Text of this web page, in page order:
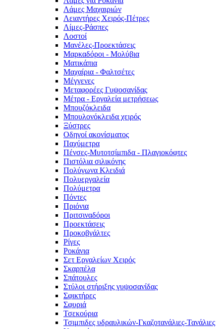
Λάμες Μαχαιριών
Λειαντήρες Χειρός-Πέτρες
Λίμες-Ράσπες
Λοστοί
Μανέλες-Προεκτάσεις
Μαρκαδόροι - Μολύβια
Ματικάπια
Μαχαίρια - Φαλτσέτες
Μέγγενες
Μεταφορέες Γυψοσανίδας
Μέτρα - Εργαλεία μετρήσεως
Μπουζόκλειδα
Μπουλονόκλειδα χειρός
Ξύστρες
Οδηγοί ακονίσματος
Παχύμετρα
Πένσες-Μυτοτσίμπιδα - Πλαγιοκόφτες
Πιστόλια σιλικόνης
Πολύγωνα Κλειδιά
Πολυεργαλεία
Πολύμετρα
Πόντες
Πριόνια
Πριτσιναδόροι
Προεκτάσεις
Προκοβγάλτες
Ρίγες
Ροκάνια
Σετ Εργαλείων Χειρός
Σκαρπέλα
Σπάτουλες
Στύλοι στήριξης γυψοσανίδας
Σφικτήρες
Σφυριά
Τσεκούρια
Τσιμπιδες υδραυλικών-Γκαζοτανάλιες-Τανάλιες